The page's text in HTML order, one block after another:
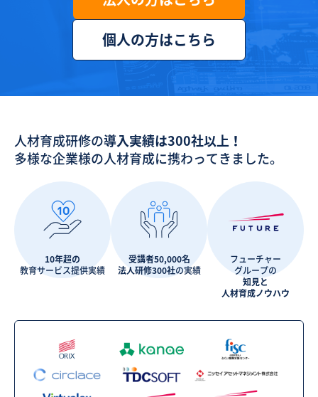
個人の方はこちら
人材育成研修の導入実績は300社以上！
多様な企業様の人材育成に携わってきました。
10年超の
教育サービス提供実績
受講者50,000名
法人研修300社の実績
フューチャー
グループの
知見と
人材育成ノウハウ